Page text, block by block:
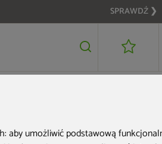
aby umożliwić podstawową
SPRAWDŹ ❯
DODAJ DO
& GARDEN